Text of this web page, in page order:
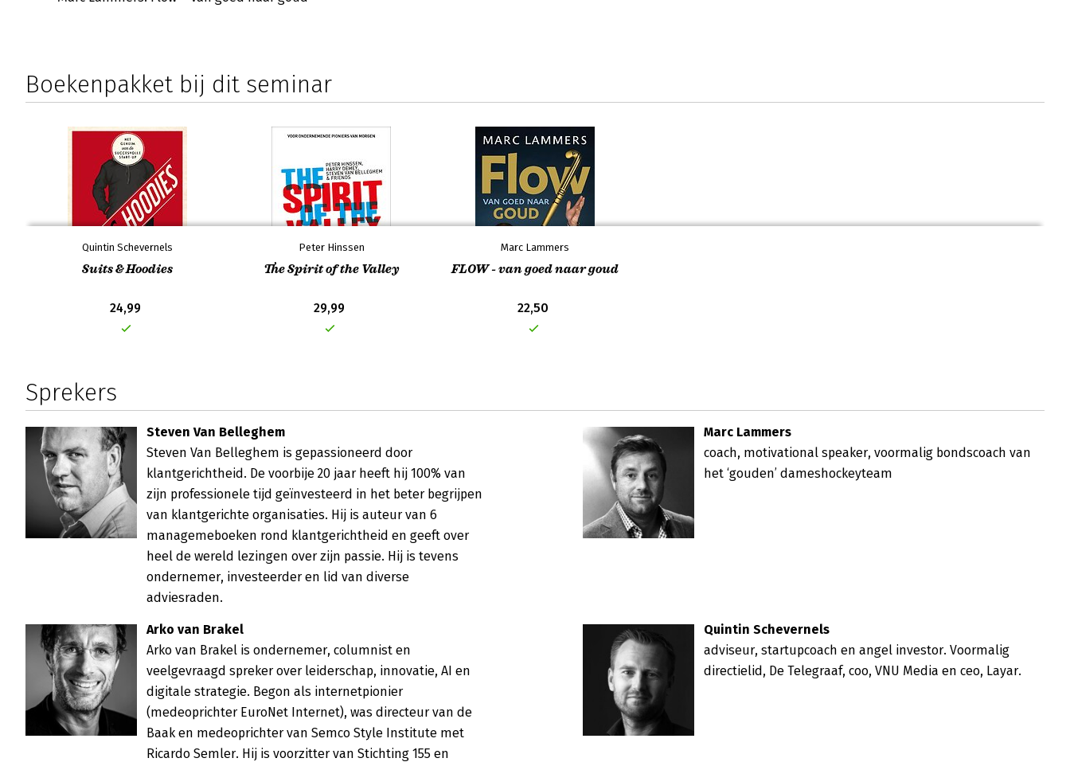
Boekenpakket bij dit seminar
Quintin Schevernels
Suits & Hoodies
24,99
Peter Hinssen
The Spirit of the Valley
29,99
Marc Lammers
FLOW - van goed naar goud
22,50
Sprekers
Steven Van Belleghem
Steven Van Belleghem is gepassioneerd door
klantgerichtheid. De voorbije 20 jaar heeft hij 100% van
zijn professionele tijd geïnvesteerd in het beter begrijpen
van klantgerichte organisaties. Hij is auteur van 6
managemeboeken rond klantgerichtheid en geeft over
heel de wereld lezingen over zijn passie. Hij is tevens
ondernemer, investeerder en lid van diverse
adviesraden.
Marc Lammers
coach, motivational speaker, voormalig bondscoach van
het ‘gouden’ dameshockeyteam
Arko van Brakel
Arko van Brakel is ondernemer, columnist en
veelgevraagd spreker over leiderschap, innovatie, AI en
digitale strategie. Begon als internetpionier
(medeoprichter EuroNet Internet), was directeur van de
Baak en medeoprichter van Semco Style Institute met
Ricardo Semler. Hij is voorzitter van Stichting 155 en
Quintin Schevernels
adviseur, startupcoach en angel investor. Voormalig
directielid, De Telegraaf, coo, VNU Media en ceo, Layar.